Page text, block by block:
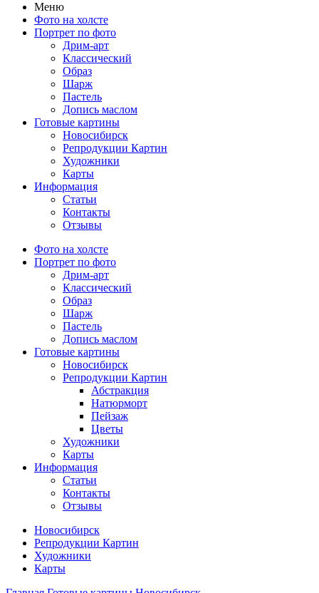
Меню
Фото на холсте
Портрет по фото
Дрим-арт
Классический
Образ
Шарж
Пастель
Допись маслом
Готовые картины
Новосибирск
Репродукции Картин
Художники
Карты
Информация
Статьи
Контакты
Отзывы
Фото на холсте
Портрет по фото
Дрим-арт
Классический
Образ
Шарж
Пастель
Допись маслом
Готовые картины
Новосибирск
Репродукции Картин
Абстракция
Натюрморт
Пейзаж
Цветы
Художники
Карты
Информация
Статьи
Контакты
Отзывы
Новосибирск
Репродукции Картин
Художники
Карты